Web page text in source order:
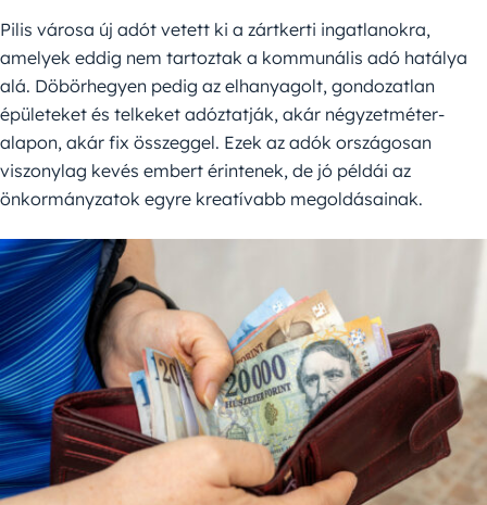
Pilis városa új adót vetett ki a zártkerti ingatlanokra,
amelyek eddig nem tartoztak a kommunális adó hatálya
alá. Döbörhegyen pedig az elhanyagolt, gondozatlan
épületeket és telkeket adóztatják, akár négyzetméter-
alapon, akár fix összeggel. Ezek az adók országosan
viszonylag kevés embert érintenek, de jó példái az
önkormányzatok egyre kreatívabb megoldásainak.